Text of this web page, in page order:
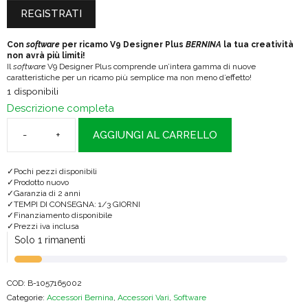
REGISTRATI
Consoftware per ricamo V9 Designer Plus BERNINA la tua creatività
non avrà più limiti!
Ilsoftware V9 Designer Plus comprende un’intera gamma di nuove
caratteristiche per un ricamo più semplice ma non meno d’effetto!
1 disponibili
Descrizione completa
V9
Designer
Plus
AGGIUNGI AL CARRELLO
Pochi pezzi disponibili
Prodotto nuovo
Garanzia di 2 anni
TEMPI DI CONSEGNA: 1/3 GIORNI
Finanziamento disponibile
Prezzi iva inclusa
Solo 1 rimanenti
COD: B-1057165002
Categorie: Accessori Bernina, Accessori Vari, Software